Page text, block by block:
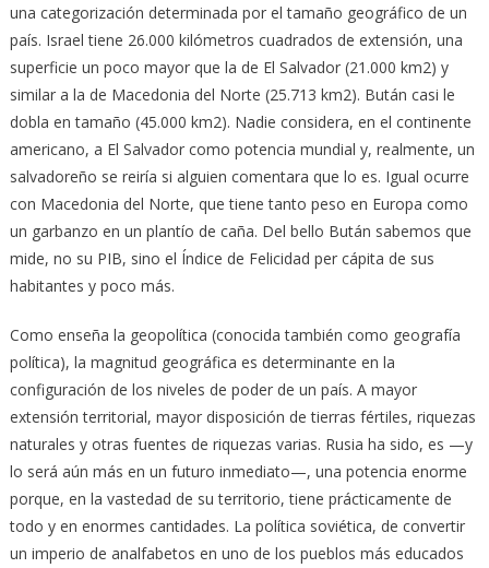
una categorización determinada por el tamaño geográfico de un
país. Israel tiene 26.000 kilómetros cuadrados de extensión, una
superficie un poco mayor que la de El Salvador (21.000 km2) y
similar a la de Macedonia del Norte (25.713 km2). Bután casi le
dobla en tamaño (45.000 km2). Nadie considera, en el continente
americano, a El Salvador como potencia mundial y, realmente, un
salvadoreño se reiría si alguien comentara que lo es. Igual ocurre
con Macedonia del Norte, que tiene tanto peso en Europa como
un garbanzo en un plantío de caña. Del bello Bután sabemos que
mide, no su PIB, sino el Índice de Felicidad per cápita de sus
habitantes y poco más.
Como enseña la geopolítica (conocida también como geografía
política), la magnitud geográfica es determinante en la
configuración de los niveles de poder de un país. A mayor
extensión territorial, mayor disposición de tierras fértiles, riquezas
naturales y otras fuentes de riquezas varias. Rusia ha sido, es —y
lo será aún más en un futuro inmediato—, una potencia enorme
porque, en la vastedad de su territorio, tiene prácticamente de
todo y en enormes cantidades. La política soviética, de convertir
un imperio de analfabetos en uno de los pueblos más educados